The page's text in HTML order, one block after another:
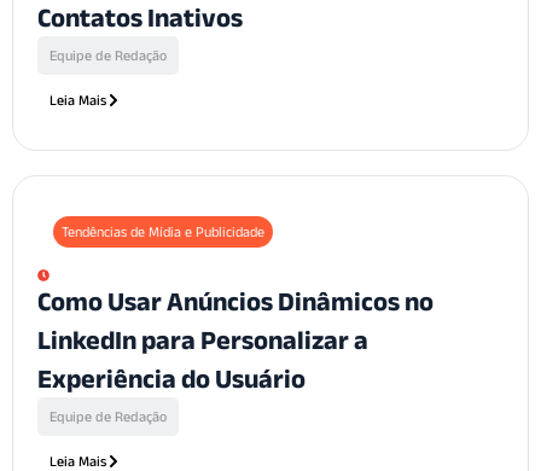
Contatos Inativos
Equipe de Redação
Leia Mais
Tendências de Mídia e Publicidade
Como Usar Anúncios Dinâmicos no
LinkedIn para Personalizar a
Experiência do Usuário
Equipe de Redação
Leia Mais